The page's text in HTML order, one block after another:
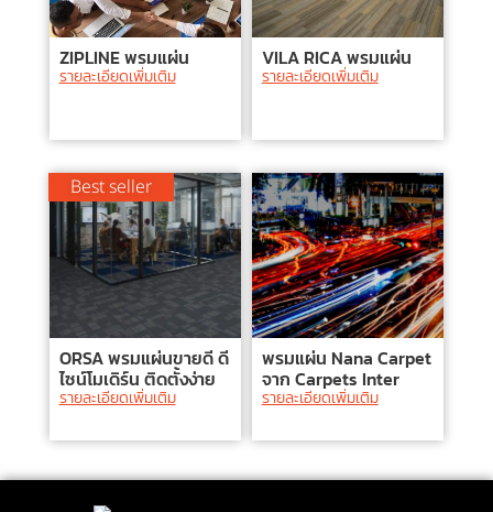
ZIPLINE พรมแผ่น
รายละเอียดเพิ่มเติม
VILA RICA พรมแผ่น
รายละเอียดเพิ่มเติม
Best seller
ORSA พรมแผ่นขายดี ดี
ไซน์โมเดิร์น ติดตั้งง่าย
รายละเอียดเพิ่มเติม
พรมแผ่น Nana Carpet
จาก Carpets Inter
รายละเอียดเพิ่มเติม